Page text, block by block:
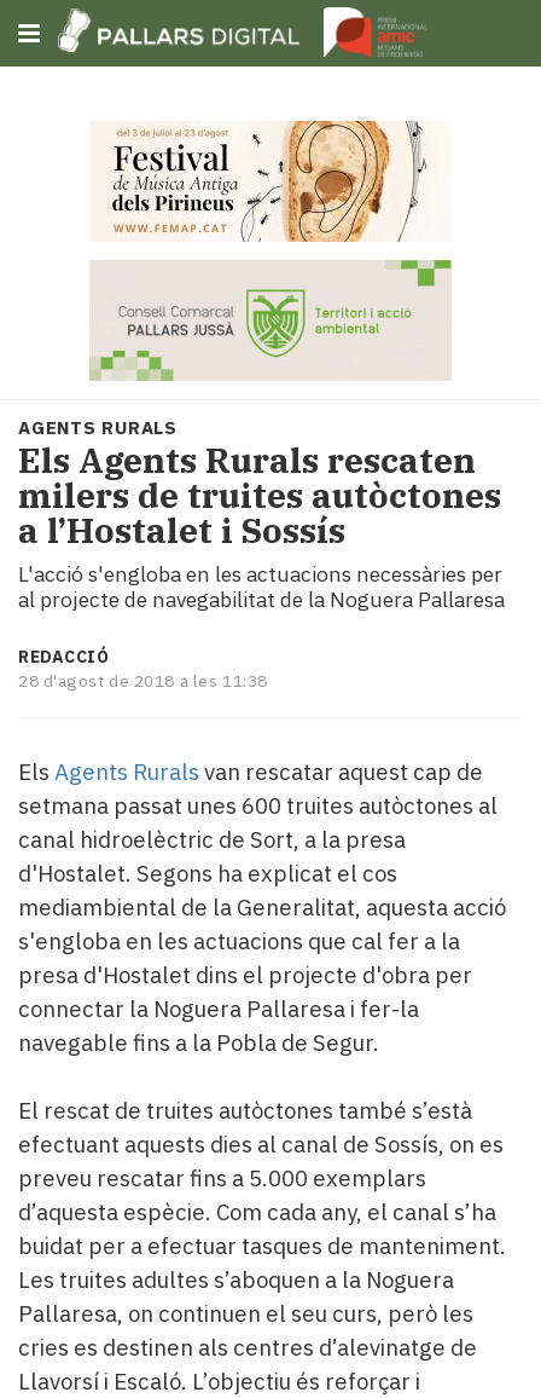
Subscriu-t'hi
Portada
Societat
Política
i
municipis
Economia
turisme
Cultura
Esports
Mai
mitjans
El
temps
Reportatges
Entrevistes
Enquestes
A
escena!
Dis
la
teva!
La
newsletter
del
Contingut
patrocinat
Lo
més
llegit...
Editorial
AGENTS RURALS
Els Agents Rurals rescaten
milers de truites autòctones
a l’Hostalet i Sossís
L'acció s'engloba en les actuacions necessàries per
al projecte de navegabilitat de la Noguera Pallaresa
REDACCIÓ
28 d'agost de 2018 a les 11:38
Els Agents Rurals van rescatar aquest cap de
setmana passat unes 600 truites autòctones al
canal hidroelèctric de Sort, a la presa
d'Hostalet. Segons ha explicat el cos
mediambiental de la Generalitat, aquesta acció
s'engloba en les actuacions que cal fer a la
presa d'Hostalet dins el projecte d'obra per
connectar la Noguera Pallaresa i fer-la
navegable fins a la Pobla de Segur.
El rescat de truites autòctones també s’està
efectuant aquests dies al canal de Sossís, on es
preveu rescatar fins a 5.000 exemplars
d’aquesta espècie. Com cada any, el canal s’ha
buidat per a efectuar tasques de manteniment.
Les truites adultes s’aboquen a la Noguera
Pallaresa, on continuen el seu curs, però les
cries es destinen als centres d’alevinatge de
Llavorsí i Escaló. L’objectiu és reforçar i